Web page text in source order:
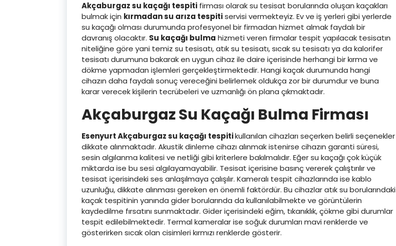
Akçaburgaz su kaçağı tespiti firması olarak su tesisat borularında oluşan kaçakları
bulmak için kırmadan su arıza tespitiservisi vermekteyiz. Ev ve iş yerleri gibi yerlerde
su kaçağı olması durumunda profesyonel bir firmadan hizmet almak faydalı bir
davranış olacaktır. Su kaçağı bulma hizmeti veren firmalar tespit yapılacak tesisatın
niteliğine göre yani temiz su tesisatı, atık su tesisatı, sıcak su tesisatı ya da kalorifer
tesisatı durumuna bakarak en uygun cihaz ile daire içerisinde herhangi bir kırma ve
dökme yapmadan işlemleri gerçekleştirmektedir. Hangi kaçak durumunda hangi
cihazın daha faydalı sonuç vereceğini belirlemek oldukça zor bir durumdur ve buna
karar verecek kişilerin tecrübeleri ve uzmanlığı ön plana çıkmaktadır.
Akçaburgaz Su Kaçağı Bulma Firması
Esenyurt Akçaburgaz su kaçağı tespitikullanılan cihazları seçerken belirli seçenekler
dikkate alınmaktadır. Akustik dinleme cihazı alınmak istenirse cihazın garanti süresi,
sesin algılanma kalitesi ve netliği gibi kriterlere bakılmalıdır. Eğer su kaçağı çok küçük
miktarda ise bu sesi algılayamayabilir. Tesisat içerisine basınç vererek çalıştırılır ve
tesisat içerisindeki ses anlaşılmaya çalışılır. Kameralı tespit cihazlarında ise kablo
uzunluğu, dikkate alınması gereken en önemli faktördür. Bu cihazlar atık su borularındaki
kaçak tespitinin yanında gider borularında da kullanılabilmekte ve görüntülerin
kaydedilme fırsatını sunmaktadır. Gider içerisindeki eğim, tıkanıklık, çökme gibi durumlar
tespit edilebilmektedir. Termal kameralar ise soğuk durumları mavi renklerde ve
gösterirken sıcak olan cisimleri kırmızı renklerde gösterir.